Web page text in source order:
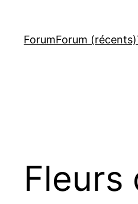
contenu
ForumForum (récents)
Fleurs